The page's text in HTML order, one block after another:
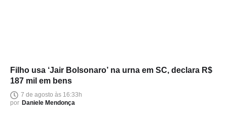
Filho usa ‘Jair Bolsonaro’ na urna em SC, declara R$
187 mil em bens
7 de agosto às 16:33h
por Daniele Mendonça